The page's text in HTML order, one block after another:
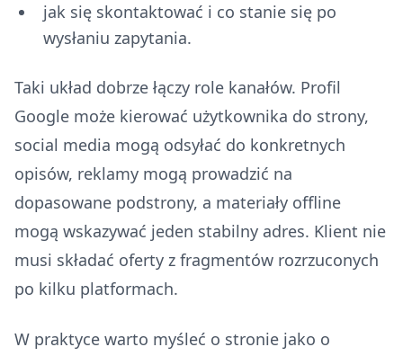
jak się skontaktować i co stanie się po
wysłaniu zapytania.
Taki układ dobrze łączy role kanałów. Profil
Google może kierować użytkownika do strony,
social media mogą odsyłać do konkretnych
opisów, reklamy mogą prowadzić na
dopasowane podstrony, a materiały offline
mogą wskazywać jeden stabilny adres. Klient nie
musi składać oferty z fragmentów rozrzuconych
po kilku platformach.
W praktyce warto myśleć o stronie jako o